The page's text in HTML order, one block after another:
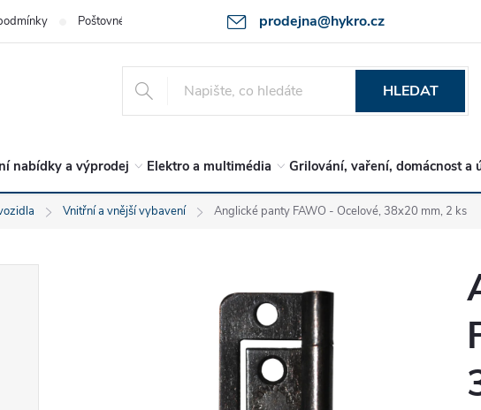
prodejna@hykro.cz
Poštovné Ochrana osob. údajů - GDPR Postup při reklamaci -jak
HLEDAT
nabídky a výprodej Elektro a multimédia Grilování, vaření, domácnost a
Vnitřní a vnější vybavení Anglické panty FAWO - Ocelové, 38x20 mm, 2 ks